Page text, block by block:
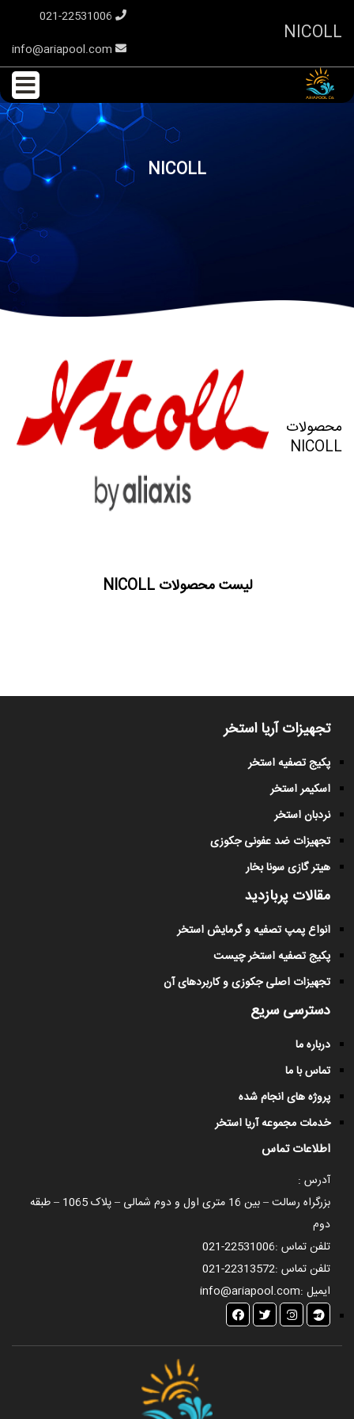
NICOLL
NICOLL
محصولات
NICOLL
لیست محصولات NICOLL
تجهیزات آریا استخر
پکیج تصفیه استخر
اسکیمر استخر
نردبان استخر
تجهیزات ضد عفونی جکوزی
هیتر گازی سونا بخار
مقالات پربازدید
انواع پمپ تصفیه و گرمایش استخر
پکیج تصفیه استخر چیست
تجهیزات اصلی جکوزی و کاربردهای آن
دسترسی سریع
درباره ما
تماس با ما
پروژه های انجام شده
خدمات مجموعه آریا استخر
اطلاعات تماس
آدرس :
بزرگراه رسالت – بین 16 متری اول و دوم شمالی – پلاک 1065 – طبقه
دوم
تلفن تماس :021-22531006
تلفن تماس :021-22313572
ایمیل :info@ariapool.com